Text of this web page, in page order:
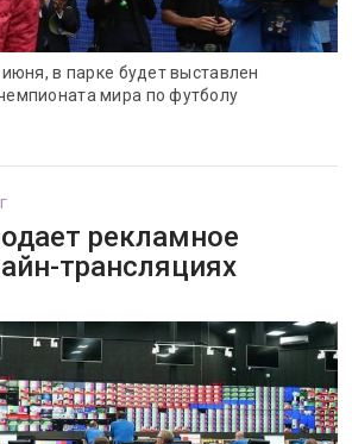
в парке будет выставлен
мира по футболу
рекламное
трансляциях